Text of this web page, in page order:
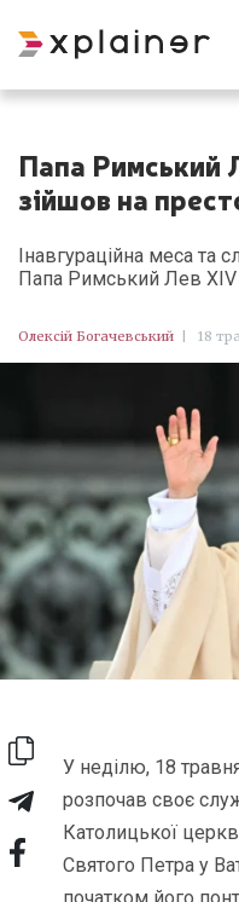
Папа Римський
зійшов на
Інавгураційна меса та
Папа Римський Лев XIV
Олексій Богачевський 18
У неділю, 18
розпочав своє
Католицької
Святого Петра у